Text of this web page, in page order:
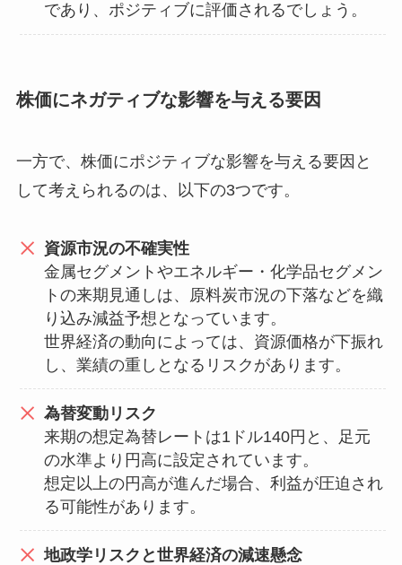
であり、ポジティブに評価されるでしょう。
株価にネガティブな影響を与える要因
一方で、株価にポジティブな影響を与える要因と
して考えられるのは、以下の3つです。
資源市況の不確実性
金属セグメントやエネルギー・化学品セグメン
トの来期見通しは、原料炭市況の下落などを織
り込み減益予想となっています。
世界経済の動向によっては、資源価格が下振れ
し、業績の重しとなるリスクがあります。
為替変動リスク
来期の想定為替レートは1ドル140円と、足元
の水準より円高に設定されています。
想定以上の円高が進んだ場合、利益が圧迫され
る可能性があります。
地政学リスクと世界経済の減速懸念